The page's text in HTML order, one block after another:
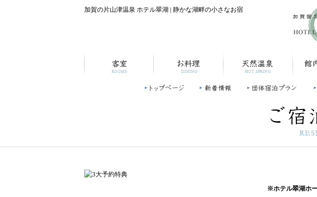
加賀の片山津温泉 ホテル翠湖 | 静かな湖畔の小さなお宿
お料理 天然温泉 館内の
※ホテル翠湖ホ